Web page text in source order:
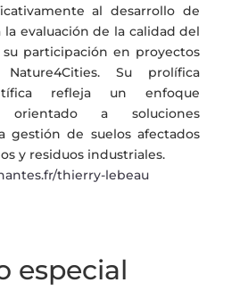
al desarrollo de
evaluación de la calidad del
su participación en proyectos
Su prolífica
refleja un enfoque
orientado a soluciones
gestión de suelos afectados
y residuos industriales.
thierry-lebeau
especial